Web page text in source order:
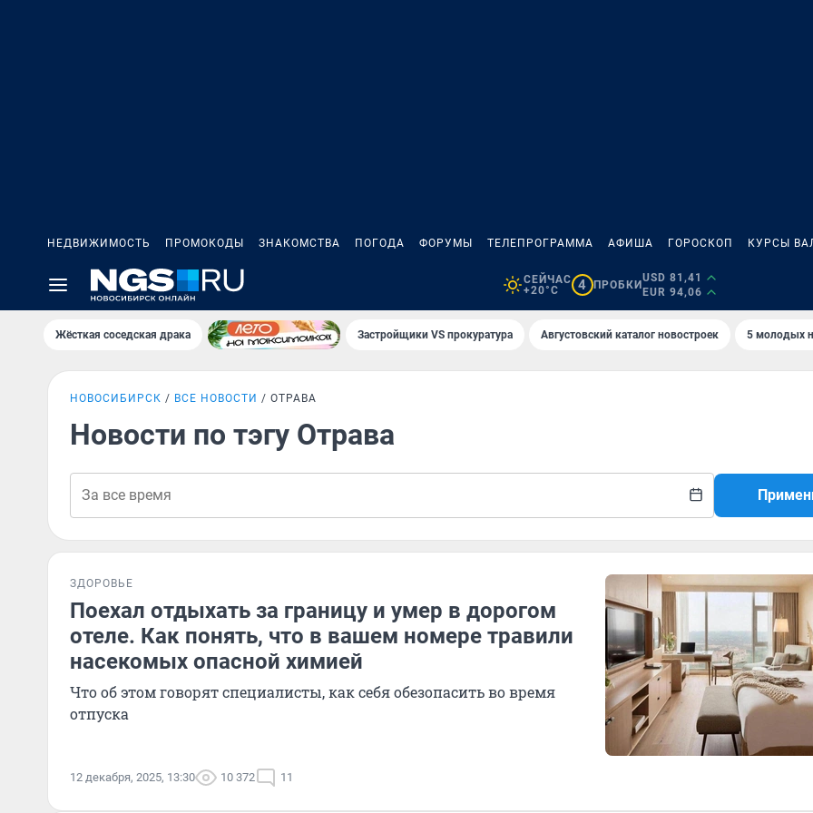
НЕДВИЖИМОСТЬ ПРОМОКОДЫ ЗНАКОМСТВА ПОГОДА ФОРУМЫ ТЕЛЕПРОГРАММА АФИША ГОРОСКОП КУРСЫ
СЕЙЧАС
+20°C
4 ПРОБКИ
USD 81,41
EUR 94,06
Жёсткая соседская драка Застройщики VS прокуратура Августовский каталог новостроек 5 молодых
НОВОСИБИРСК ВСЕ НОВОСТИ ОТРАВА
Новости по тэгу Отрава
ЗДОРОВЬЕ
Поехал отдыхать за границу и умер в дорогом
отеле. Как понять, что в вашем номере травили
насекомых опасной химией
Что об этом говорят специалисты, как себя обезопасить во время
отпуска
12 декабря, 2025, 13:30 10 372 11